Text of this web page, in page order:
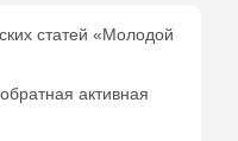
статей «Молодой
активная